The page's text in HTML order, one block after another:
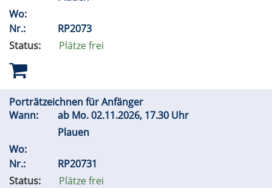
Wo:
Nr.:
RP2073
Status:
Plätze frei
Porträtzeichnen für Anfänger
Wann:
ab Mo.02.11.2026, 17.30 Uhr
Plauen
Wo:
Nr.:
RP20731
Status:
Plätze frei